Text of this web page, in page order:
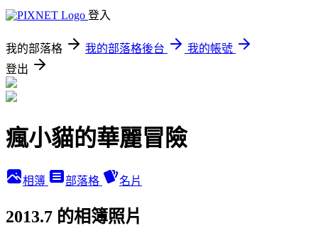
登入
我的部落格 我的部落格後台
我的帳號
登出
瘋小貓的華麗冒險
相簿 部落格 名片
2013.7 的相簿照片